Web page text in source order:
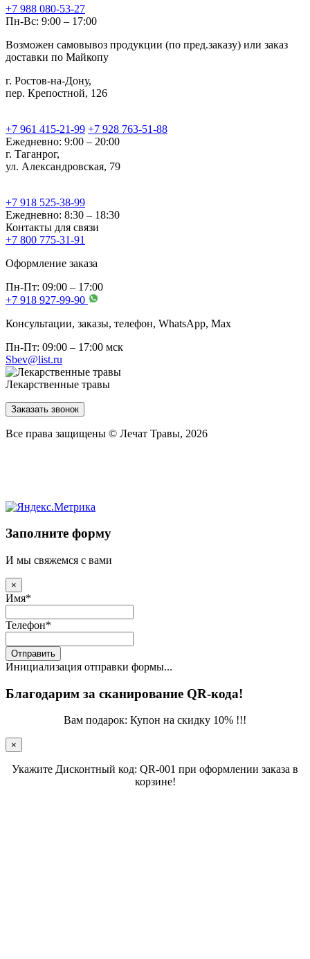
+7 988 080-53-27
Пн-Вс: 9:00 – 17:00
Возможен самовывоз продукции (по пред.заказу) или заказ
доставки по Майкопу
г. Ростов-на-Дону,
пер. Крепостной, 126
+7 961 415-21-99 +7 928 763-51-88
Ежедневно: 9:00 – 20:00
г. Таганрог,
ул. Александровская, 79
+7 918 525-38-99
Ежедневно: 8:30 – 18:30
Контакты для связи
+7 800 775-31-91
Оформление заказа
Пн-Пт: 09:00 – 17:00
+7 918 927-99-90
Консультации, заказы, телефон, WhatsApp, Мах
Пн-Пт: 09:00 – 17:00 мск
Sbev@list.ru
Лекарственные травы
Заказать звонок
Все права защищены © Лечат Травы, 2026
Заполните форму
И мы свяжемся с вами
×
Имя*
Телефон*
Отправить
Инициализация отправки формы...
Благодарим за сканирование QR-кода!
Вам подарок: Купон на скидку 10% !!!
×
Укажите Дисконтный код: QR-001 при оформлении заказа в
корзине!